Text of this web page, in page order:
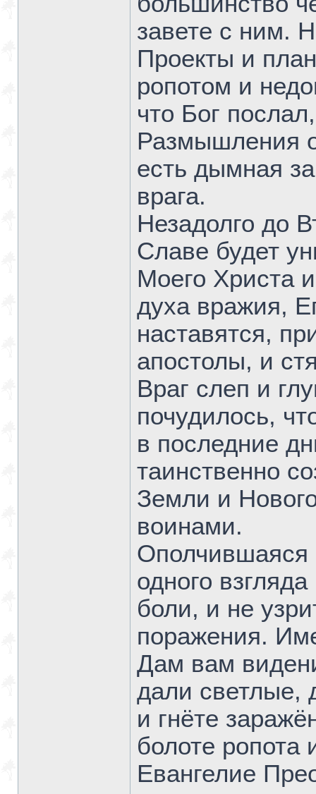
завете с ним.
Проекты и
ропотом и
что Бог
Размышления
есть дымная
врага.
Незадолго до
Славе будет
Моего Христа
духа вражия,
наставятся,
апостолы, и
Враг слеп и
почудилось,
в последние
таинственно
Земли и
воинами.
Ополчившаяся
одного
боли, и не
поражения.
Дам вам
дали светлые,
и гнёте
болоте ропота
Евангелие